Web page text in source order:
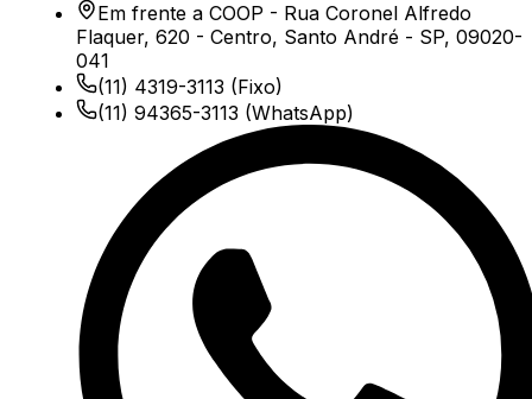
Em frente a COOP - Rua Coronel Alfredo
Flaquer, 620 - Centro, Santo André - SP, 09020-
041
(11) 4319-3113 (Fixo)
(11) 94365-3113 (WhatsApp)